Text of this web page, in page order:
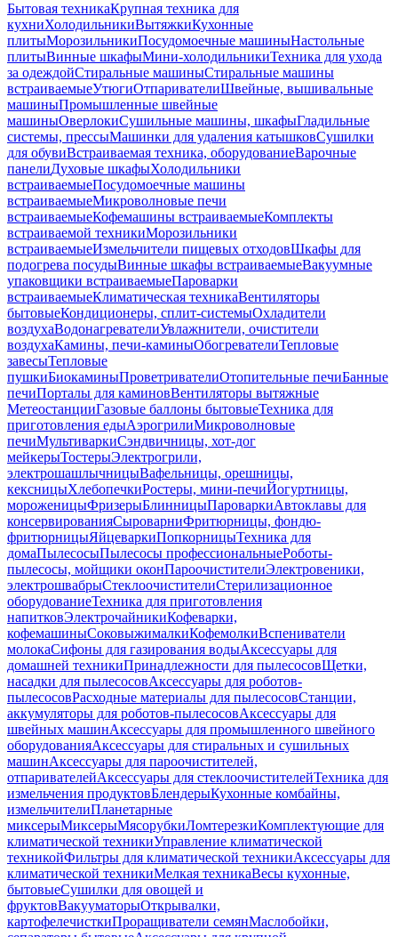
Бытовая техникаКрупная техника для
кухниХолодильникиВытяжкиКухонные
плитыМорозильникиПосудомоечные машиныНастольные
плитыВинные шкафыМини-холодильникиТехника для ухода
за одеждойСтиральные машиныСтиральные машины
встраиваемыеУтюгиОтпаривателиШвейные, вышивальные
машиныПромышленные швейные
машиныОверлокиСушильные машины, шкафыГладильные
системы, прессыМашинки для удаления катышковСушилки
для обувиВстраиваемая техника, оборудованиеВарочные
панелиДуховые шкафыХолодильники
встраиваемыеПосудомоечные машины
встраиваемыеМикроволновые печи
встраиваемыеКофемашины встраиваемыеКомплекты
встраиваемой техникиМорозильники
встраиваемыеИзмельчители пищевых отходовШкафы для
подогрева посудыВинные шкафы встраиваемыеВакуумные
упаковщики встраиваемыеПароварки
встраиваемыеКлиматическая техникаВентиляторы
бытовыеКондиционеры, сплит-системыОхладители
воздухаВодонагревателиУвлажнители, очистители
воздухаКамины, печи-каминыОбогревателиТепловые
завесыТепловые
пушкиБиокаминыПроветривателиОтопительные печиБанные
печиПорталы для каминовВентиляторы вытяжные
МетеостанцииГазовые баллоны бытовыеТехника для
приготовления едыАэрогрилиМикроволновые
печиМультиваркиСэндвичницы, хот-дог
мейкерыТостерыЭлектрогрили,
электрошашлычницыВафельницы, орешницы,
кексницыХлебопечкиРостеры, мини-печиЙогуртницы,
мороженицыФризерыБлинницыПароваркиАвтоклавы для
консервированияСыроварниФритюрницы, фондю-
фритюрницыЯйцеваркиПопкорницыТехника для
домаПылесосыПылесосы профессиональныеРоботы-
пылесосы, мойщики оконПароочистителиЭлектровеники,
электрошвабрыСтеклоочистителиСтерилизационное
оборудованиеТехника для приготовления
напитковЭлектрочайникиКофеварки,
кофемашиныСоковыжималкиКофемолкиВспениватели
молокаСифоны для газирования водыАксессуары для
домашней техникиПринадлежности для пылесосовЩетки,
насадки для пылесосовАксессуары для роботов-
пылесосовРасходные материалы для пылесосовСтанции,
аккумуляторы для роботов-пылесосовАксессуары для
швейных машинАксессуары для промышленного швейного
оборудованияАксессуары для стиральных и сушильных
машинАксессуары для пароочистителей,
отпаривателейАксессуары для стеклоочистителейТехника для
измельчения продуктовБлендерыКухонные комбайны,
измельчителиПланетарные
миксерыМиксерыМясорубкиЛомтерезкиКомплектующие для
климатической техникиУправление климатической
техникойФильтры для климатической техникиАксессуары для
климатической техникиМелкая техникаВесы кухонные,
бытовыеСушилки для овощей и
фруктовВакууматорыОткрывалки,
картофелечисткиПроращиватели семянМаслобойки,